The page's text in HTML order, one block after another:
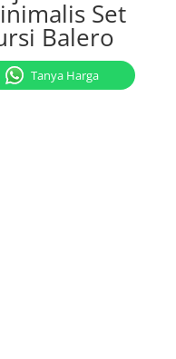
Set
Balero
Tanya Harga